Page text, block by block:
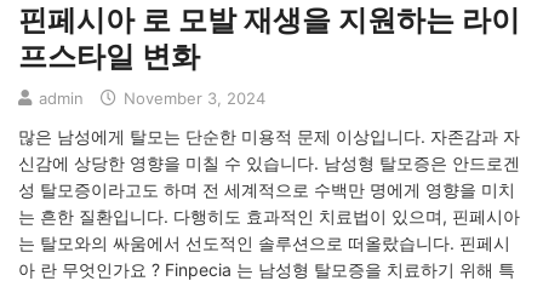
핀페시아 로 모발 재생을 지원하는 라이
프스타일 변화
admin November 3, 2024
많은 남성에게 탈모는 단순한 미용적 문제 이상입니다. 자존감과 자
신감에 상당한 영향을 미칠 수 있습니다. 남성형 탈모증은 안드로겐
성 탈모증이라고도 하며 전 세계적으로 수백만 명에게 영향을 미치
는 흔한 질환입니다. 다행히도 효과적인 치료법이 있으며, 핀페시아
는 탈모와의 싸움에서 선도적인 솔루션으로 떠올랐습니다. 핀페시
아 란 무엇인가요 ? Finpecia 는 남성형 탈모증을 치료하기 위해 특